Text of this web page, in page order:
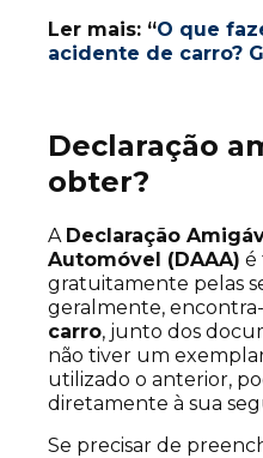
Ler mais: “O que
acidente de carro?
Declaração
obter?
A Declaração
Automóvel (DAAA) é
gratuitamente pelas
geralmente,
carro, junto dos
não tiver um
utilizado o anterior,
diretamente à sua
Se precisar de